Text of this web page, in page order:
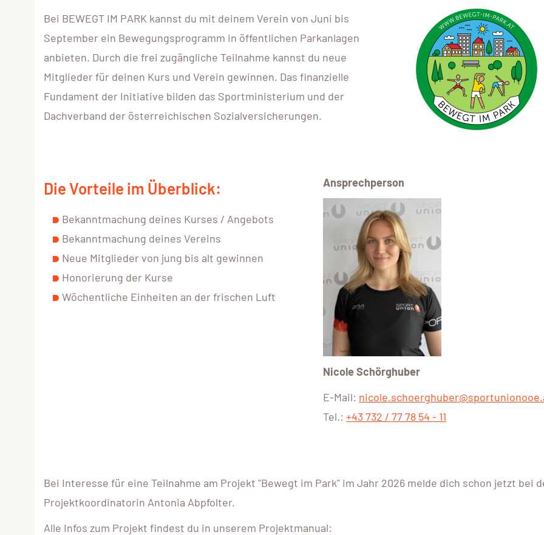
Bei BEWEGT IM PARK kannst du mit deinem Verein von Juni bis
September ein Bewegungsprogramm in öffentlichen Parkanlagen
anbieten. Durch die frei zugängliche Teilnahme kannst du neue
Mitglieder für deinen Kurs und Verein gewinnen. Das finanzielle
Fundament der Initiative bilden das Sportministerium und der
Dachverband der österreichischen Sozialversicherungen.
Die Vorteile im Überblick:
Bekanntmachung deines Kurses / Angebots
Bekanntmachung deines Vereins
Neue Mitglieder von jung bis alt gewinnen
Honorierung der Kurse
Wöchentliche Einheiten an der frischen Luft
Ansprechperson
Nicole Schörghuber
E-Mail:
Tel.: +43 732 / 77 78 54 - 11
Bei Interesse für eine Teilnahme am Projekt "Bewegt im Park" im Jahr 2026 melde dich schon jetzt bei
Projektkoordinatorin Antonia Abpfolter.
Alle Infos zum Projekt findest du in unserem Projektmanual: